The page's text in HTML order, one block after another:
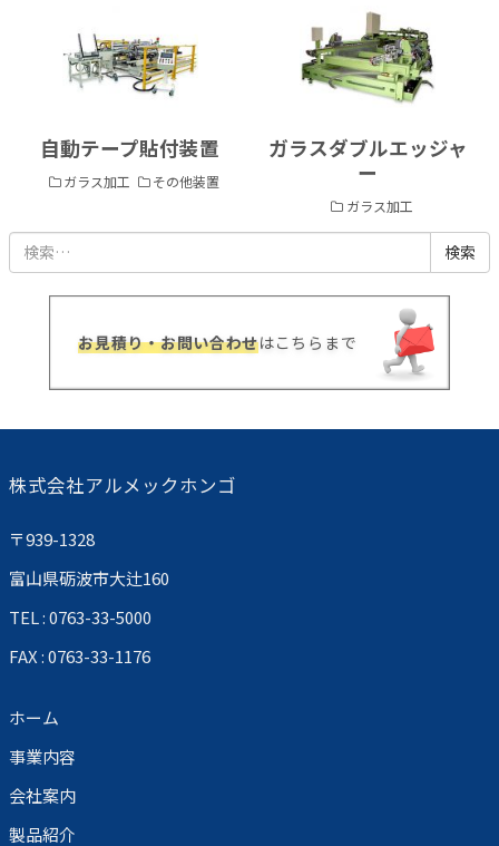
自動テープ貼付装置
ガラス加工 その他装置
ガラスダブルエッジャ
ー
ガラス加工
お見積り・お問い合わせはこちらまで
株式会社アルメックホンゴ
〒939-1328
富山県砺波市大辻160
TEL : 0763-33-5000
FAX : 0763-33-1176
ホーム
事業内容
会社案内
製品紹介